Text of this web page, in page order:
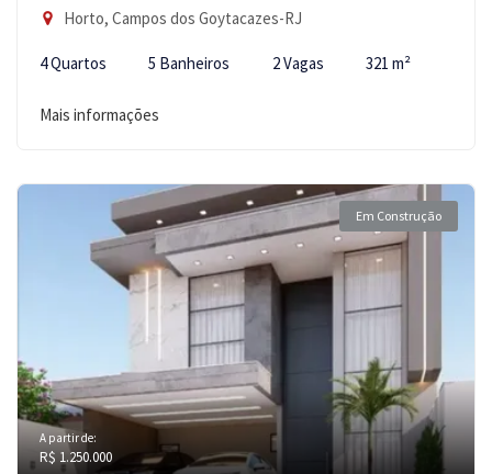
Horto, Campos dos Goytacazes-RJ
4 Quartos 5 Banheiros 2 Vagas 321 m²
Mais informações
Em Construção
A partir de:
R$ 1.250.000